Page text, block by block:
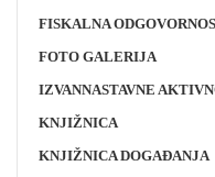
FISKALNA
FOTO GALERIJA
IZVANNASTAVNE
KNJIŽNICA
KNJIŽNICA DOGAĐANJA